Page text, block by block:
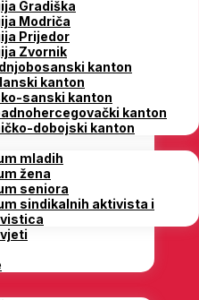
Gradiška
Modriča
Prijedor
Zvornik
kanton
kanton
sanski kanton
kanton
dobojski kanton
mladih
žena
seniora
sindikalnih aktivista i